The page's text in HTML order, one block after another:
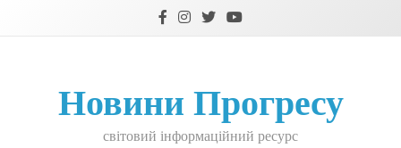
Новини Прогресу
світовий інформаційний ресурс